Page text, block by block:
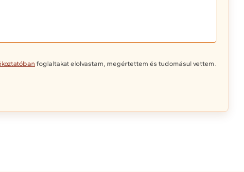
foglaltakat elolvastam, megértettem és tudomásul vettem.